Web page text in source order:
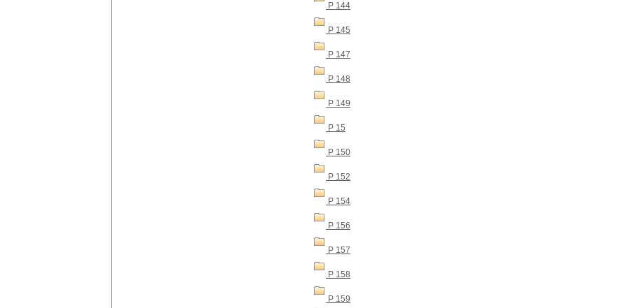
P 144
P 145
P 147
P 148
P 149
P 15
P 150
P 152
P 154
P 156
P 157
P 158
P 159